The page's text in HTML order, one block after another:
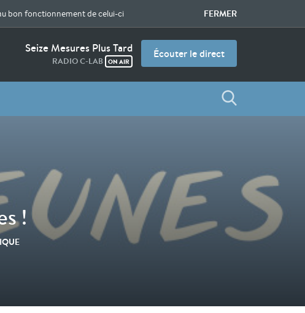
bon fonctionnement de celui-ci FERMER
Seize Mesures Plus Tard
RADIO C-LAB ON AIR
Écouter le direct
!